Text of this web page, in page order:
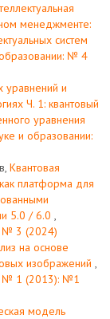
менеджменте:
систем
№ 4
уравнений и
Ч. 1: квантовый
уравнения
и образовании:
Квантовая
платформа для
5.0 / 6.0 ,
№ 3 (2024)
на основе
изображений ,
№ 1 (2013): №1
модель